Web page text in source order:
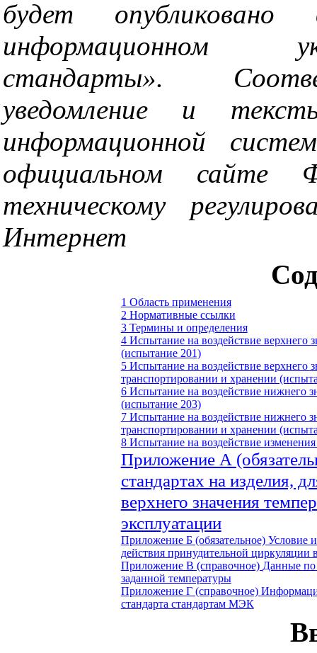
будет
информационном
стандарты».
уведомление и
информационной
официальном сайте
техническому
Интернет
1 Область применения
2 Нормативные ссылки
3 Термины и определения
4 Испытание на воздействие верхнего
(испытание 201)
5 Испытание на воздействие верхнего
транспортировании и хранении
6 Испытание на воздействие нижнего
(испытание 203)
7 Испытание на воздействие нижнего
транспортировании и хранении
8 Испытание на воздействие
Приложение А
стандартах на изделия,
верхнего значения
эксплуатации
Приложение Б (обязательное) Условие
действия принудительной циркуляции
Приложение В (справочное) Данные по
заданной температуры
Приложение Г (справочное)
стандарта стандартам МЭК